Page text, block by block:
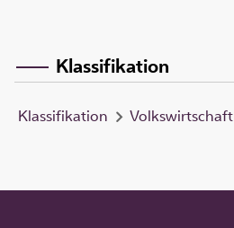
Klassifikation
Klassifikation Volkswirtschaft